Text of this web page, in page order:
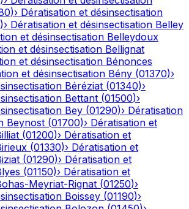
)› Dératisation et désinsectisation
)› Dératisation et désinsectisation Belley
et désinsectisation Belleydoux
et désinsectisation Bellignat
et désinsectisation Bénonces
et désinsectisation Bény (01370)›
Béréziat (01340)›
Bettant (01500)›
Bey (01290)› Dératisation
Beynost (01700)› Dératisation et
(01200)› Dératisation et
(01330)› Dératisation et
(01290)› Dératisation et
(01150)› Dératisation et
Meyriat-Rignat (01250)›
Boissey (01190)›